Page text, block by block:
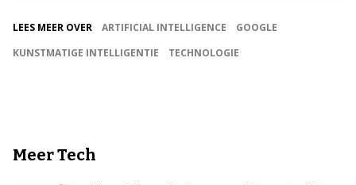
LEES MEER OVER ARTIFICIAL INTELLIGENCE
GOOGLE
KUNSTMATIGE INTELLIGENTIE
TECHNOLOGIE
Meer Tech